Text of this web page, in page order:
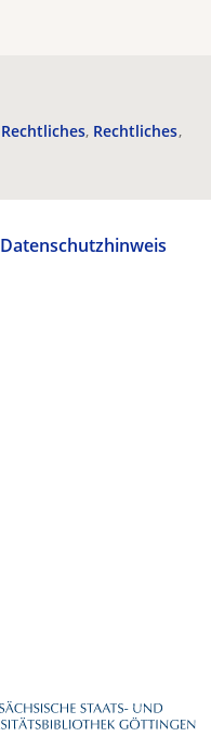
Rechtliches Rechtliches
Datenschutzhinweis